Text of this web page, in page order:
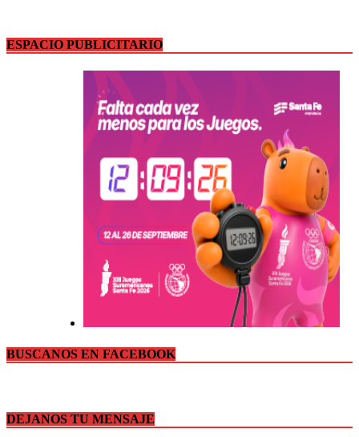
ESPACIO PUBLICITARIO
BUSCANOS EN FACEBOOK
DEJANOS TU MENSAJE